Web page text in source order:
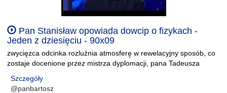
Pan Stanisław opowiada dowcip o fizykach -
Jeden z dziesięciu - 90x09
zwycięzca odcinka rozluźnia atmosferę w rewelacyjny sposób, co
zostaje docenione przez mistrza dyplomacji, pana Tadeusza
Szczegóły
@panbartosz